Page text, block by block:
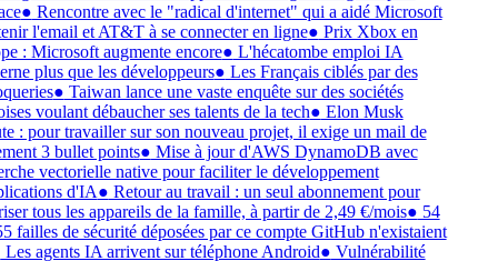
●Rencontre avec le "radical d'internet" qui a aidé Microsoft
l'email et AT&T à se connecter en ligne●Prix Xbox en
: Microsoft augmente encore●L'hécatombe emploi IA
plus que les développeurs●Les Français ciblés par des
●Taiwan lance une vaste enquête sur des sociétés
voulant débaucher ses talents de la tech●Elon Musk
: pour travailler sur son nouveau projet, il exige un mail de
3 bullet points●Mise à jour d'AWS DynamoDB avec
vectorielle native pour faciliter le développement
d'IA●Retour au travail : un seul abonnement pour
tous les appareils de la famille, à partir de 2,49 €/mois●54
failles de sécurité déposées par ce compte GitHub n'existaient
agents IA arrivent sur téléphone Android●Vulnérabilité